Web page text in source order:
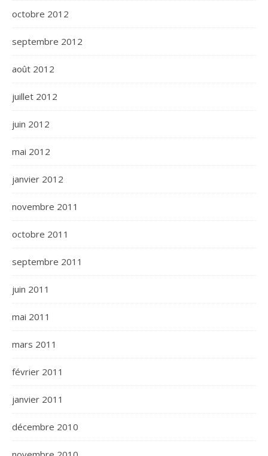
octobre 2012
septembre 2012
août 2012
juillet 2012
juin 2012
mai 2012
janvier 2012
novembre 2011
octobre 2011
septembre 2011
juin 2011
mai 2011
mars 2011
février 2011
janvier 2011
décembre 2010